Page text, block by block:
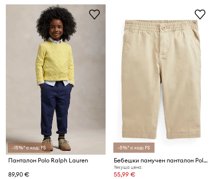
-15%* с код: FS
Панталон Polo Ralph Lauren
89,90 €
-5%* с код: FS
Бебешки памучен панталон Polo Ralph Lauren
Текуща цена:
55,99 €